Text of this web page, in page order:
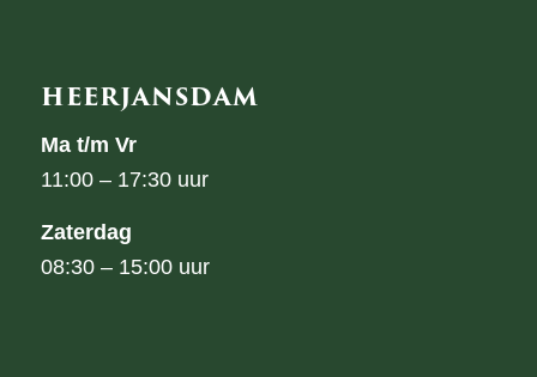
HEERJANSDAM
Ma t/m Vr
11:00 – 17:30 uur
Zaterdag
08:30 – 15:00 uur